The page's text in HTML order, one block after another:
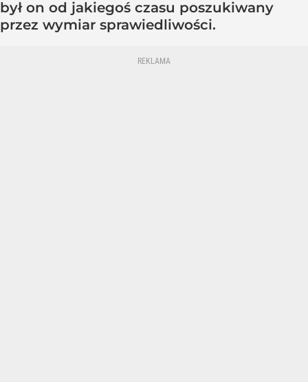
był on od jakiegoś czasu poszukiwany
przez wymiar sprawiedliwości.